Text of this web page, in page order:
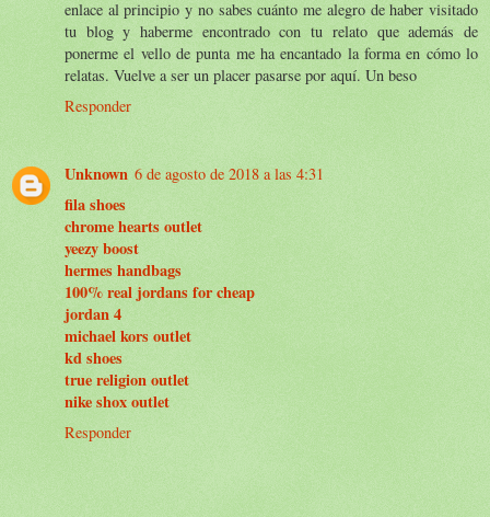
enlace al principio y no sabes cuánto me alegro de haber visitado
tu blog y haberme encontrado con tu relato que además de
ponerme el vello de punta me ha encantado la forma en cómo lo
relatas. Vuelve a ser un placer pasarse por aquí. Un beso
Responder
Unknown 6 de agosto de 2018 a las 4:31
fila shoes
chrome hearts outlet
yeezy boost
hermes handbags
100% real jordans for cheap
jordan 4
michael kors outlet
kd shoes
true religion outlet
nike shox outlet
Responder